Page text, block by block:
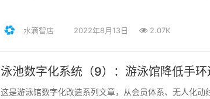
水滴智店 2022年8月13日 2.07K
泳池数字化系统（9）：游泳馆降低手
这是游泳馆数字化改造系列文章，从会员体系、无人化动